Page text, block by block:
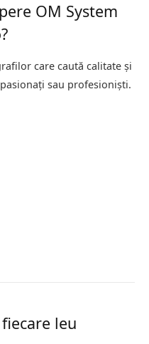
OM System
care caută calitate și
sau profesioniști.
leu